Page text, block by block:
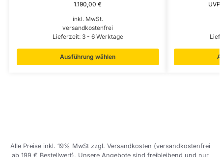
1.190,00€
inkl. MwSt.
versandkostenfrei
Lieferzeit: 3 - 6 Werktage
Ausführung wählen
Alle Preise inkl. 19% MwSt zzgl. Versandkosten (versandkostenfrei
ab 199 € Bestellwert). Unsere Angebote sind freibleibend und nur